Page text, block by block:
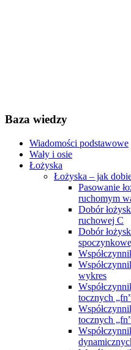
Baza wiedzy
Wiadomości podstawowe
Wały i osie
Łożyska
Łożyska – jak
Pasowanie
ruchomym
Dobór
ruchowej C
Dobór
wykres
tocznych
tocznych